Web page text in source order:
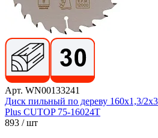
Арт. WN00133241
Диск пильный по дереву 160х1,3/
Plus CUTOP 75-16024Т
893 / шт